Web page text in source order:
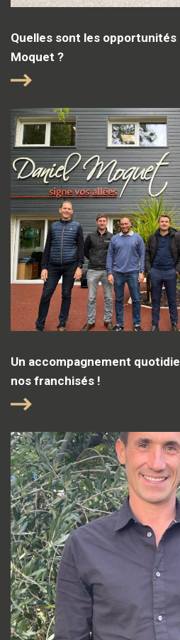
Quelles sont les opportunités
Moquet ?
Un accompagnement
nos franchisés !